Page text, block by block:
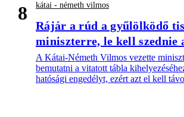
8 kátai - németh vilmos
Rájár a rúd a gyűlölködő
miniszterre, le kell szednie
A Kátai-Németh Vilmos vezette
bemutatni a vitatott tábla
hatósági engedélyt, ezért azt el kell